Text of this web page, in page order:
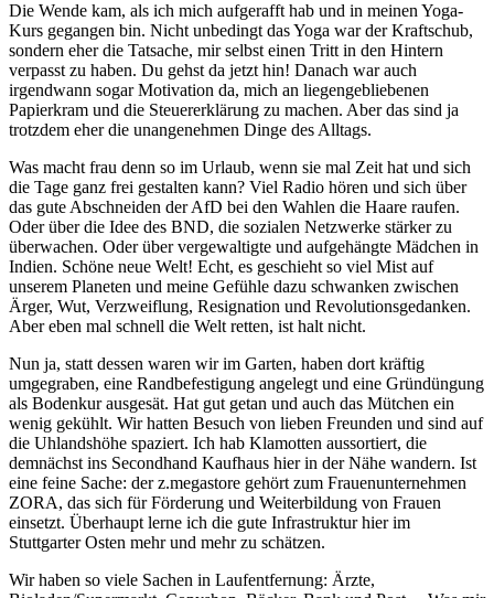
Die Wende kam, als ich mich aufgerafft hab und in meinen Yoga-
Kurs gegangen bin. Nicht unbedingt das Yoga war der Kraftschub,
sondern eher die Tatsache, mir selbst einen Tritt in den Hintern
verpasst zu haben. Du gehst da jetzt hin! Danach war auch
irgendwann sogar Motivation da, mich an liegengebliebenen
Papierkram und die Steuererklärung zu machen. Aber das sind ja
trotzdem eher die unangenehmen Dinge des Alltags.
Was macht frau denn so im Urlaub, wenn sie mal Zeit hat und sich
die Tage ganz frei gestalten kann? Viel Radio hören und sich über
das gute Abschneiden der AfD bei den Wahlen die Haare raufen.
Oder über die Idee des BND, die sozialen Netzwerke stärker zu
überwachen. Oder über vergewaltigte und aufgehängte Mädchen in
Indien. Schöne neue Welt! Echt, es geschieht so viel Mist auf
unserem Planeten und meine Gefühle dazu schwanken zwischen
Ärger, Wut, Verzweiflung, Resignation und Revolutionsgedanken.
Aber eben mal schnell die Welt retten, ist halt nicht.
Nun ja, statt dessen waren wir im Garten, haben dort kräftig
umgegraben, eine Randbefestigung angelegt und eine Gründüngung
als Bodenkur ausgesät. Hat gut getan und auch das Mütchen ein
wenig gekühlt. Wir hatten Besuch von lieben Freunden und sind auf
die Uhlandshöhe spaziert. Ich hab Klamotten aussortiert, die
demnächst ins Secondhand Kaufhaus hier in der Nähe wandern. Ist
eine feine Sache: der z.megastore gehört zum Frauenunternehmen
ZORA, das sich für Förderung und Weiterbildung von Frauen
einsetzt. Überhaupt lerne ich die gute Infrastruktur hier im
Stuttgarter Osten mehr und mehr zu schätzen.
Wir haben so viele Sachen in Laufentfernung: Ärzte,